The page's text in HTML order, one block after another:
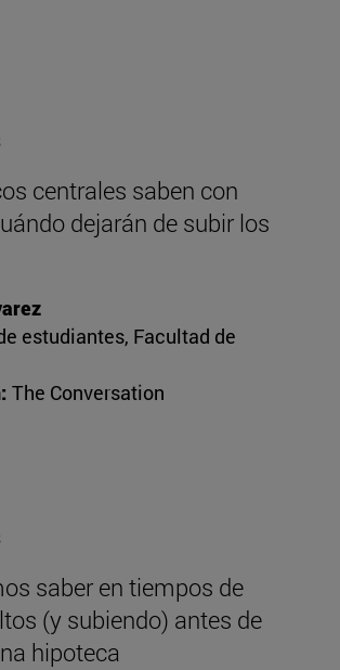
centrales saben con
dejarán de subir los
estudiantes, Facultad de
The Conversation
saber en tiempos de
(y subiendo) antes de
hipoteca